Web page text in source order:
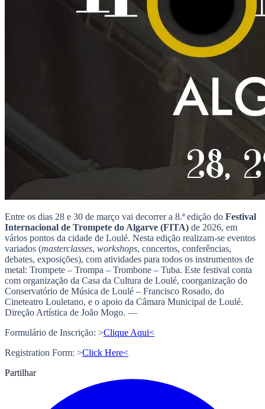
Entre os dias 28 e 30 de março vai decorrer a 8.ª edição do Festival
Internacional de Trompete do Algarve (FITA) de 2026, em
vários pontos da cidade de Loulé. Nesta edição realizam-se eventos
variados (masterclasses, workshops, concertos, conferências,
debates, exposições), com atividades para todos os instrumentos de
metal: Trompete – Trompa – Trombone – Tuba. Este festival conta
com organização da Casa da Cultura de Loulé, coorganização do
Conservatório de Música de Loulé – Francisco Rosado, do
Cineteatro Louletano, e o apoio da Câmara Municipal de Loulé.
Direção Artística de João Mogo. —
Formulário de Inscrição: >Clique Aqui<
Registration Form: >Click Here<
Partilhar